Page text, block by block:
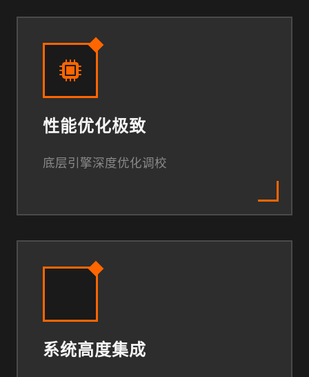
性能优化极致
底层引擎深度优化调校
系统高度集成